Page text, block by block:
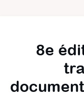
8e